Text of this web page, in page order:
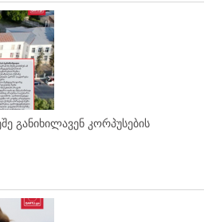
განიხილავენ კორპუსების